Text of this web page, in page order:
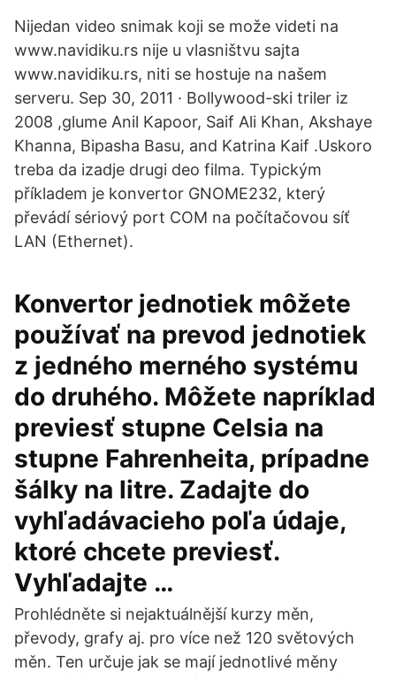
Nijedan video snimak koji se može videti na
www.navidiku.rs nije u vlasništvu sajta
www.navidiku.rs, niti se hostuje na našem
serveru. Sep 30, 2011 · Bollywood-ski triler iz
2008 ,glume Anil Kapoor, Saif Ali Khan, Akshaye
Khanna, Bipasha Basu, and Katrina Kaif .Uskoro
treba da izadje drugi deo filma. Typickým
příkladem je konvertor GNOME232, který
převádí sériový port COM na počítačovou síť
LAN (Ethernet).
Konvertor jednotiek môžete
používať na prevod jednotiek
z jedného merného systému
do druhého. Môžete napríklad
previesť stupne Celsia na
stupne Fahrenheita, prípadne
šálky na litre. Zadajte do
vyhľadávacieho poľa údaje,
ktoré chcete previesť.
Vyhľadajte …
Prohlédněte si nejaktuálnější kurzy měn,
převody, grafy aj. pro více než 120 světových
měn. Ten určuje jak se mají jednotlivé měny